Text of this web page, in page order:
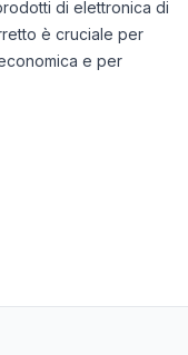
di elettronica di
è cruciale per
e per